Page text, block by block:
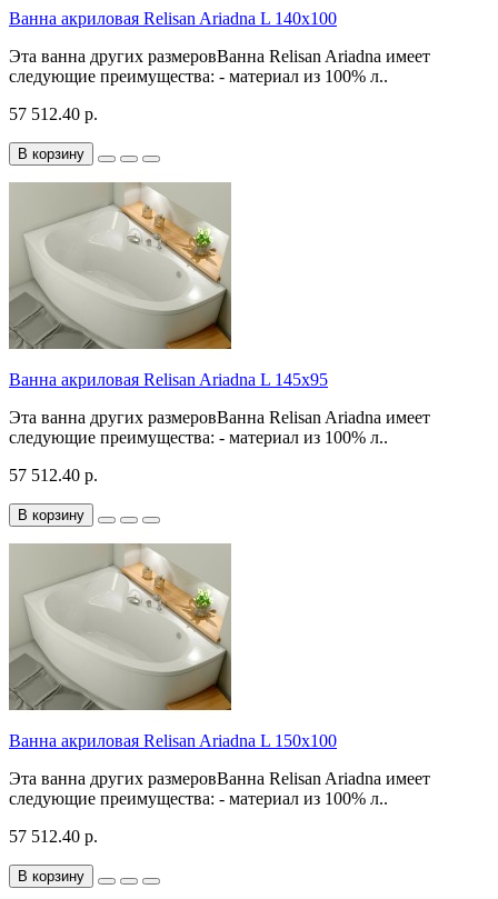
Ванна акриловая Relisan Ariadna L 140x100
Эта ванна других размеровВанна Relisan Ariadna имеет
следующие преимущества: - материал из 100% л..
57 512.40 р.
В корзину
Ванна акриловая Relisan Ariadna L 145x95
Эта ванна других размеровВанна Relisan Ariadna имеет
следующие преимущества: - материал из 100% л..
57 512.40 р.
В корзину
Ванна акриловая Relisan Ariadna L 150x100
Эта ванна других размеровВанна Relisan Ariadna имеет
следующие преимущества: - материал из 100% л..
57 512.40 р.
В корзину